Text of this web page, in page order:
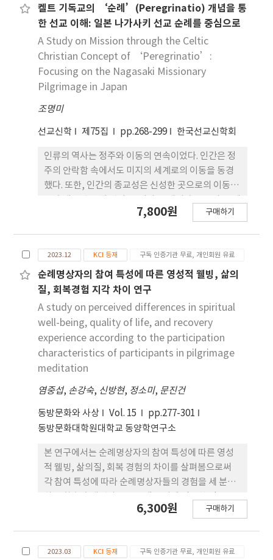
한다. 궁극적으로 작가로서의 정체성을 수용하는 순
간은 개성화의 완 성을 의미하며, 이는 분열된 탐색자
에서 통합된 자기로의 전환을 나타낸다. 본 논문은 융
심리학이 􋺷순례자􋺸를 자기실현과 내적 전체성의 서
사로 이해하는 데 유용한 해석 틀을 제공한다.
켈트 기독교의 ‘순례’(Peregrinatio) 개념을 통
한 선교 이해: 일본 나가사키 선교 순례를 중심으로
A Study on Mission through the Celtic
Christian Concept of ‘Peregrinatio’:
Focusing on the Nagasaki Missionary
Pilgrimage in Japan
조명미
선교신학 제75집 pp.268-299 한국선교신학회
인류의 역사는 정주와 이동의 연속이었다. 인간은 정
주의 안락함 속에서도 미지의 세계로의 이동을 동경
했다. 또한, 인간의 종교성은 신성한 곳으로의 이동,
계적으로 다시 주목받기 시작한 순례는 종교적 동기
미와 선교적 적용에 대한 이해를 제공하고자 한다. 이
를 위해 순례의 개념과 동기, 그리고 세계종교와 기독
교의 순례 전통을 간략하게 소개하고, 오늘날의 선교
에 있어서 그 준거틀로 써 켈트 기독교의 ‘순
례’(Peregrinatio) 개념을 탐구한다. 켈트 기독교
의 순례는 뚜렷한 목적지 없이 하나님의 사랑에 이끌
리어 성령이 이끄시 는 곳으로 자원하여 떠나는 것으
로, 오늘날의 ‘기획순례’나 ‘관광순례’와 는 다
념으로 2024년 3월 실시한 ‘일본 나가사키 선교 순
해 떠남, 창조세계의 증거, 동행으로 제안하 고자 한
다.
7,800원 구매하기
2023.12 KCI 등재 구독 인증기관 무료, 개인회원 유료
순례명상자의 참여 특성에 따른 영성적 웰빙, 삶의
질, 회복경험 지각 차이 연구
A study on perceived differences in spiritual
well-being, quality of life, and recovery
experience according to the participation
characteristics of participants in pilgrimage
meditation
염중섭, 손강숙, 신방현, 정소미, 문진건
동방문화와 사상 Vol. 15
pp.277-301
동방문화대학원대학교 동양학연구소
본 연구에서는 순례명상자의 참여 특성에 따른 영성
적 웰빙, 삶의질, 회복 경험의 차이를 살펴봄으로써
각 참여 특성에 따라 순례명상자들의 경험을 세 분화
제공하는 것을 목적 으로 한다. 본 연구의 연구대상은
활용하여 서면조사를 실 시하였다. 수집한 데이터는
6,300원 구매하기
2023.03 KCI 등재 구독 인증기관 무료, 개인회원 유료